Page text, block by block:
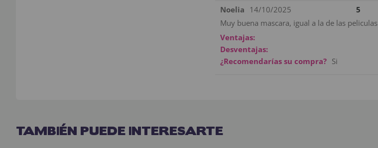
Noelia 14/10/2025
5
Muy buena mascara, igual a la de las peliculas
Ventajas:
Desventajas:
¿Recomendarías su compra? Si
TAMBIÉN PUEDE INTERESARTE